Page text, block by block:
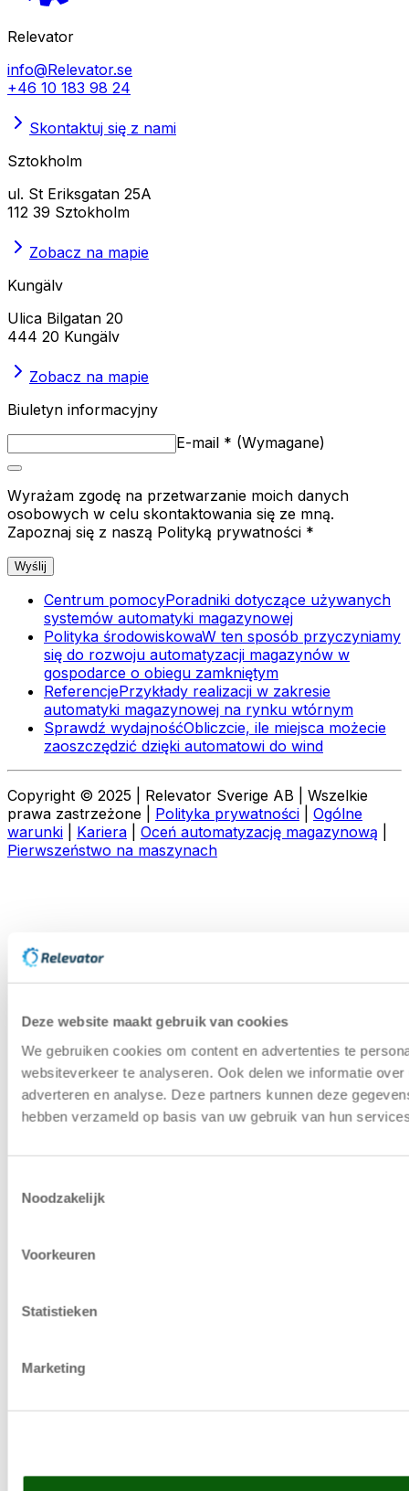
Deze website maakt gebruik van cookies
We gebruiken cookies om content en advertenties te
websiteverkeer te analyseren. Ook delen we informatie
adverteren en analyse. Deze partners kunnen deze
hebben verzameld op basis van uw gebruik van hun
Noodzakelijk
Voorkeuren
Statistieken
Marketing
Relevator
info@Relevator.se
+46 10 183 98 24
Skontaktuj się z nami
Sztokholm
ul. St Eriksgatan 25A
112 39 Sztokholm
Zobacz na mapie
Kungälv
Ulica Bilgatan 20
444 20 Kungälv
Zobacz na mapie
Biuletyn informacyjny
E-mail * (Wymagane)
Wyrażam zgodę na przetwarzanie moich danych
osobowych w celu skontaktowania się ze mną.
Zapoznaj się z naszą Polityką prywatności *
Wyślij
Centrum pomocyPoradniki dotyczące używanych
systemów automatyki magazynowej
Polityka środowiskowaW ten sposób przyczyniamy
się do rozwoju automatyzacji magazynów w
gospodarce o obiegu zamkniętym
ReferencjePrzykłady realizacji w zakresie
automatyki magazynowej na rynku wtórnym
Sprawdź wydajnośćObliczcie, ile miejsca możecie
zaoszczędzić dzięki automatowi do wind
Copyright © 2025 | Relevator Sverige AB | Wszelkie
prawa zastrzeżone | Polityka prywatności
Ogólne
warunki
Kariera Oceń automatyzację magazynową
Pierwszeństwo na maszynach